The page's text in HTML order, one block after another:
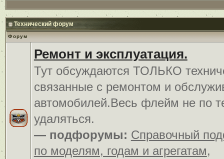
Технический форум
Форум
Ремонт и эксплуатация.
Тут обсуждаются ТОЛЬКО
связанные с ремонтом и
автомобилей.Весь флейм не по
удаляться.
— подфорумы: Справочный
по моделям, годам и агрегатам,